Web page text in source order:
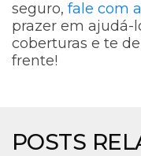
seguro, fale com
prazer em ajudá-
coberturas e te
frente!
POSTS